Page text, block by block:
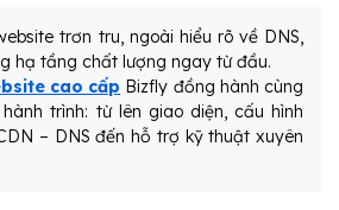
trơn tru, ngoài hiểu rõ về DNS,
hạ tầng chất lượng ngay từ đầu.
cao cấp Bizfly đồng hành cùng
trình: từ lên giao diện, cấu hình
– DNS đến hỗ trợ kỹ thuật xuyên